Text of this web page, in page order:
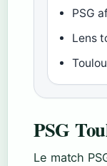
PSG
Lens
PSG
Le match